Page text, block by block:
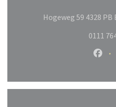
Hogeweg 59 4328
0111